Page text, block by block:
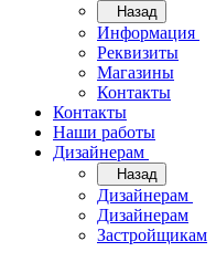
Назад
Информация
Реквизиты
Магазины
Контакты
Контакты
Наши работы
Дизайнерам
Назад
Дизайнерам
Дизайнерам
Застройщикам